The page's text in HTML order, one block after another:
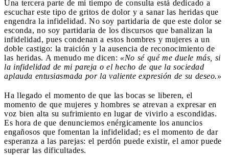
Una tercera parte de mi tiempo de consulta está dedicado a
escuchar este tipo de gritos de dolor y a sanar las heridas que
engendra la infidelidad. No soy partidaria de que este dolor se
esconda, no soy partidaria de los discursos que banalizan la
infidelidad, pues condenan a estos hombres y mujeres a un
doble castigo: la traición y la ausencia de reconocimiento de
las heridas. A menudo me dicen: «No sé qué me duele más, si
la infidelidad de mi pareja o el hecho de que la sociedad
aplauda entusiasmada por la valiente expresión de su deseo.»
Ha llegado el momento de que las bocas se liberen, el
momento de que mujeres y hombres se atrevan a expresar en
voz bien alta su sufrimiento en lugar de vivirlo a escondidas.
Es hora de que denunciemos enérgicamente los anuncios
engañosos que fomentan la infidelidad; es el momento de dar
esperanza a las parejas: el perdón puede existir, el amor puede
superar las dificultades.